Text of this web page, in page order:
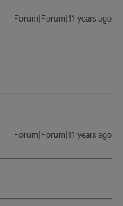
Forum|Forum|11 years ago
Forum|Forum|11 years ago